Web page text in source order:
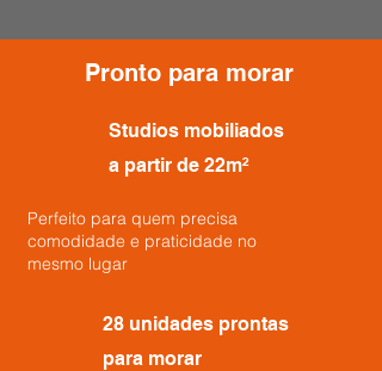
Pronto para morar
Studios mobiliados
a partir de 22m²
Perfeito para quem precisa
comodidade e praticidade no
mesmo lugar
28 unidades prontas
para morar